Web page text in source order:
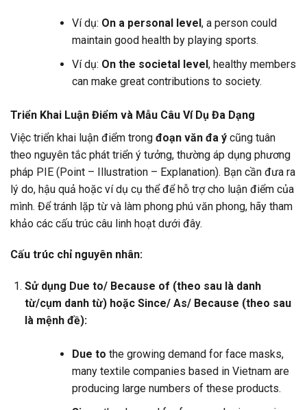
Ví dụ: On a personal level, a person could
maintain good health by playing sports.
Ví dụ: On the societal level, healthy members
can make great contributions to society.
Triển Khai Luận Điểm và Mẫu Câu Ví Dụ Đa Dạng
Việc triển khai luận điểm trong đoạn văn đa ý cũng tuân
theo nguyên tắc phát triển ý tưởng, thường áp dụng phương
pháp PIE (Point – Illustration – Explanation). Bạn cần đưa ra
lý do, hậu quả hoặc ví dụ cụ thể để hỗ trợ cho luận điểm của
mình. Để tránh lặp từ và làm phong phú văn phong, hãy tham
khảo các cấu trúc câu linh hoạt dưới đây.
Cấu trúc chỉ nguyên nhân:
Sử dụng Due to/ Because of (theo sau là danh
từ/cụm danh từ) hoặc Since/ As/ Because (theo sau
là mệnh đề):
Due to the growing demand for face masks,
many textile companies based in Vietnam are
producing large numbers of these products.